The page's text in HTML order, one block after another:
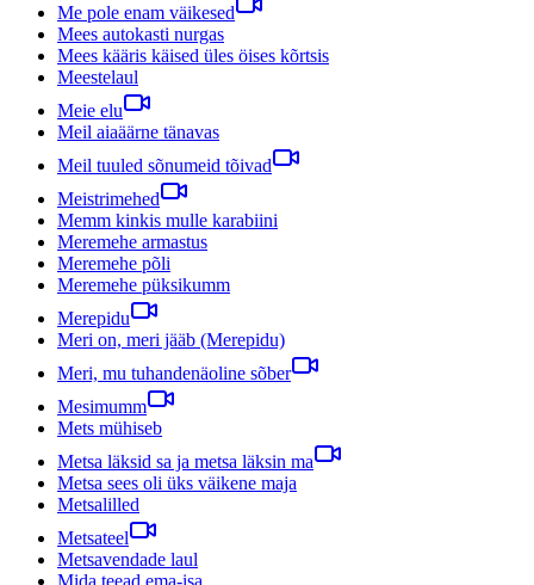
Me pole enam väikesed
Mees autokasti nurgas
Mees kääris käised üles öises kõrtsis
Meestelaul
Meie elu
Meil aiaäärne tänavas
Meil tuuled sõnumeid tõivad
Meistrimehed
Memm kinkis mulle karabiini
Meremehe armastus
Meremehe põli
Meremehe püksikumm
Merepidu
Meri on, meri jääb (Merepidu)
Meri, mu tuhandenäoline sõber
Mesimumm
Mets mühiseb
Metsa läksid sa ja metsa läksin ma
Metsa sees oli üks väikene maja
Metsalilled
Metsateel
Metsavendade laul
Mida teead ema-isa